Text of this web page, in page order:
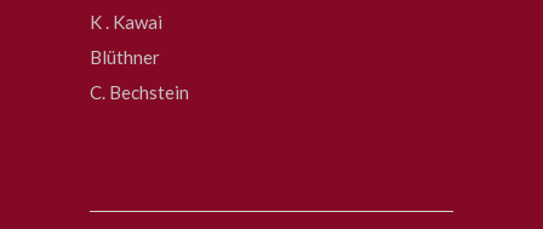
K . Kawai
Blüthner
C. Bechstein